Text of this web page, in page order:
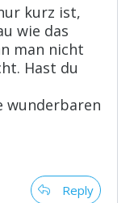
kurz ist,
wie das
man nicht
Hast du
wunderbaren
Reply